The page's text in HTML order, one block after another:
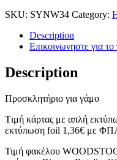
SKU: SYNW34 Category:
Description
Επικοινωνηστε για το
Description
Προσκλητήριο για γάμο
Tιμή κάρτας με απλή
εκτύπωση foil 1,36€ με
Τιμή φακέλου